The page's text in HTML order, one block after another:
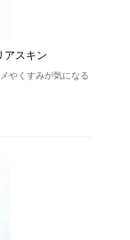
アスキン
やくすみが気になる